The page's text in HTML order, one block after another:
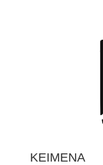
ΚΕΙΜΕΝΑ